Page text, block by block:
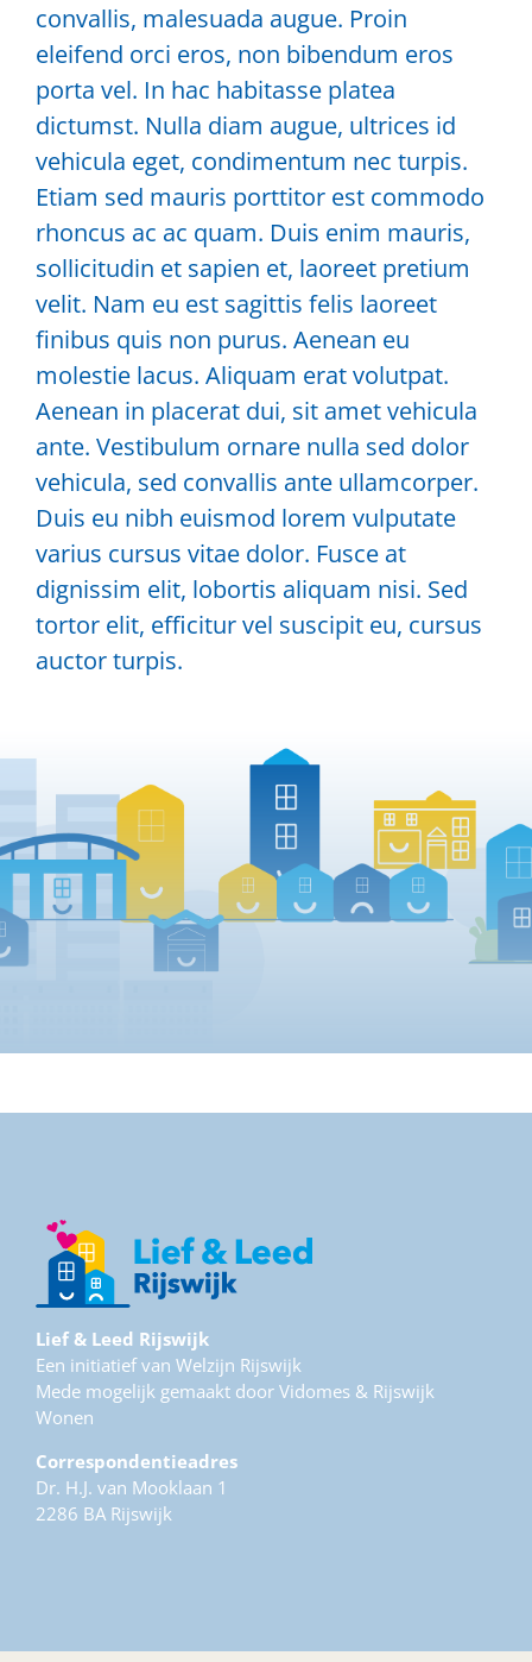
convallis, malesuada augue. Proin
eleifend orci eros, non bibendum eros
porta vel. In hac habitasse platea
dictumst. Nulla diam augue, ultrices id
vehicula eget, condimentum nec turpis.
Etiam sed mauris porttitor est commodo
rhoncus ac ac quam. Duis enim mauris,
sollicitudin et sapien et, laoreet pretium
velit. Nam eu est sagittis felis laoreet
finibus quis non purus. Aenean eu
molestie lacus. Aliquam erat volutpat.
Aenean in placerat dui, sit amet vehicula
ante. Vestibulum ornare nulla sed dolor
vehicula, sed convallis ante ullamcorper.
Duis eu nibh euismod lorem vulputate
varius cursus vitae dolor. Fusce at
dignissim elit, lobortis aliquam nisi. Sed
tortor elit, efficitur vel suscipit eu, cursus
auctor turpis.
Lief & Leed Rijswijk
Een initiatief van Welzijn Rijswijk
Mede mogelijk gemaakt door Vidomes & Rijswijk
Wonen
Correspondentieadres
Dr. H.J. van Mooklaan 1
2286 BA Rijswijk